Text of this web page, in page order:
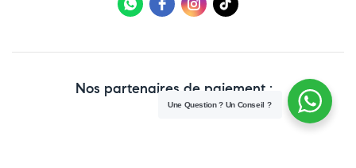
Nos partenaires de paiement :
Une Question ? Un Conseil ?